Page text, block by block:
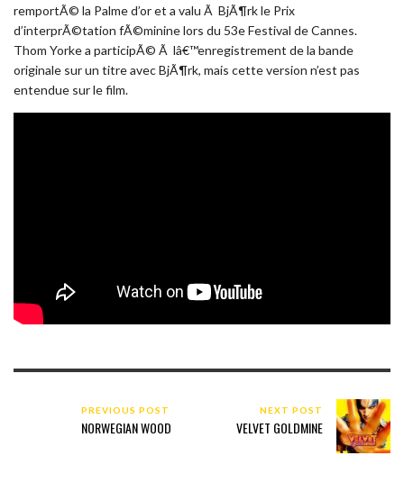
remportÃ© la Palme d’or et a valu Ã BjÃ¶rk le Prix
d’interprÃ©tation fÃ©minine lors du 53e Festival de Cannes.
Thom Yorke a participÃ© Ã lâ€™enregistrement de la bande
originale sur un titre avec BjÃ¶rk, mais cette version n’est pas
entendue sur le film.
PREVIOUS POST
NORWEGIAN WOOD
NEXT POST
VELVET GOLDMINE